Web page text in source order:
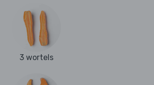
3 wortels